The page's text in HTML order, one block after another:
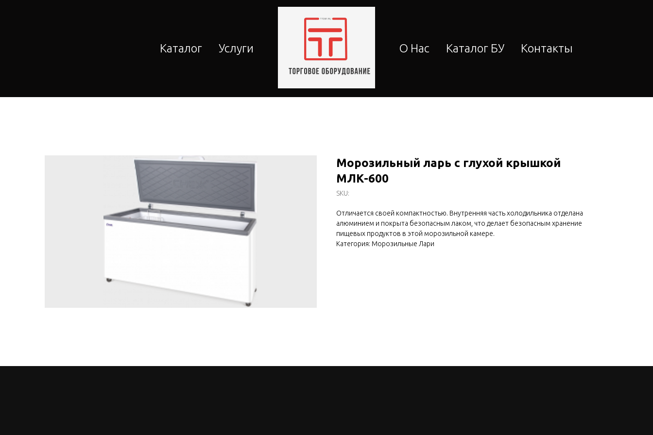
Каталог Услуги О Нас Каталог БУ Контакты
Морозильный ларь с глухой крышкой
МЛК-600
SKU:
Отличается своей компактностью. Внутренняя часть холодильника отделана
алюминием и покрыта безопасным лаком, что делает безопасным хранение
пищевых продуктов в этой морозильной камере.
Категория: Морозильные Лари